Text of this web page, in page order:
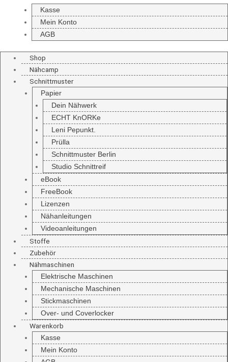
Kasse
Mein Konto
AGB
Shop
Nähcamp
Schnittmuster
Papier
Dein Nähwerk
ECHT KnORKe
Leni Pepunkt.
Prülla
Schnittmuster Berlin
Studio Schnittreif
eBook
FreeBook
Lizenzen
Nähanleitungen
Videoanleitungen
Stoffe
Zubehör
Nähmaschinen
Elektrische Maschinen
Mechanische Maschinen
Stickmaschinen
Over- und Coverlocker
Warenkorb
Kasse
Mein Konto